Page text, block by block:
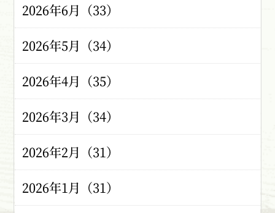
2026年6月（33）
2026年5月（34）
2026年4月（35）
2026年3月（34）
2026年2月（31）
2026年1月（31）